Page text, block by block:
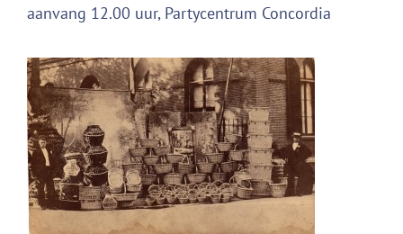
aanvang 12.00 uur, Partycentrum Concordia